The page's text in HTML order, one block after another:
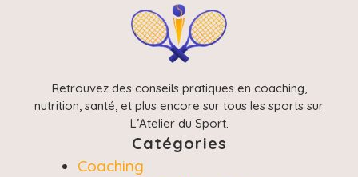
Retrouvez des conseils pratiques en coaching,
nutrition, santé, et plus encore sur tous les sports sur
L’Atelier du Sport.
Catégories
Coaching